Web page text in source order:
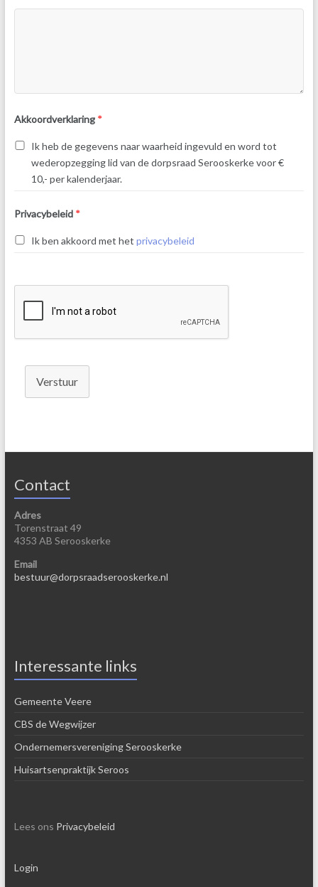
Akkoordverklaring *
Ik heb de gegevens naar waarheid ingevuld en word tot
wederopzegging lid van de dorpsraad Serooskerke voor €
10,- per kalenderjaar.
Privacybeleid *
Ik ben akkoord met het privacybeleid
Verstuur
Contact
Adres
Torenstraat 49
4353 AB Serooskerke
Email
bestuur@dorpsraadserooskerke.nl
Interessante links
Gemeente Veere
CBS de Wegwijzer
Ondernemersvereniging Serooskerke
Huisartsenpraktijk Seroos
Lees ons Privacybeleid
Login